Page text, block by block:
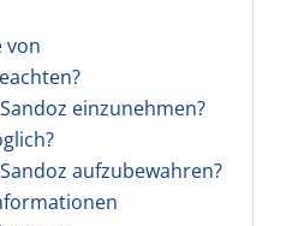
von
einzunehmen?
aufzubewahren?